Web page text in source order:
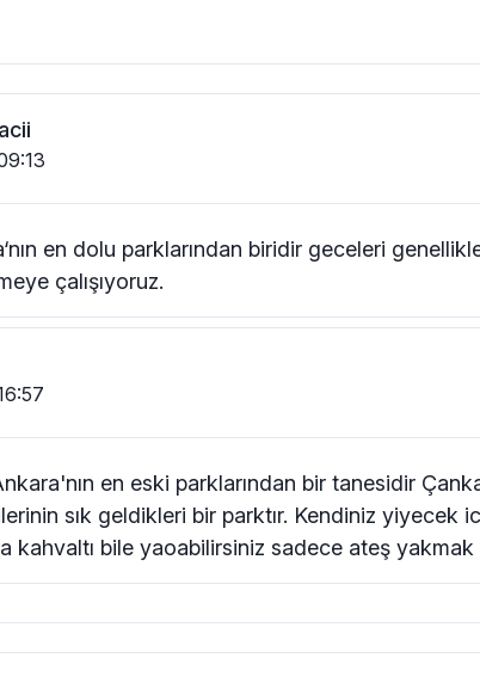
en dolu parklarından biridir geceleri
çalışıyoruz.
en eski parklarından bir tanesidir
sık geldikleri bir parktır. Kendiniz yiyecek
kahvaltı bile yaoabilirsiniz sadece ateş yakmak